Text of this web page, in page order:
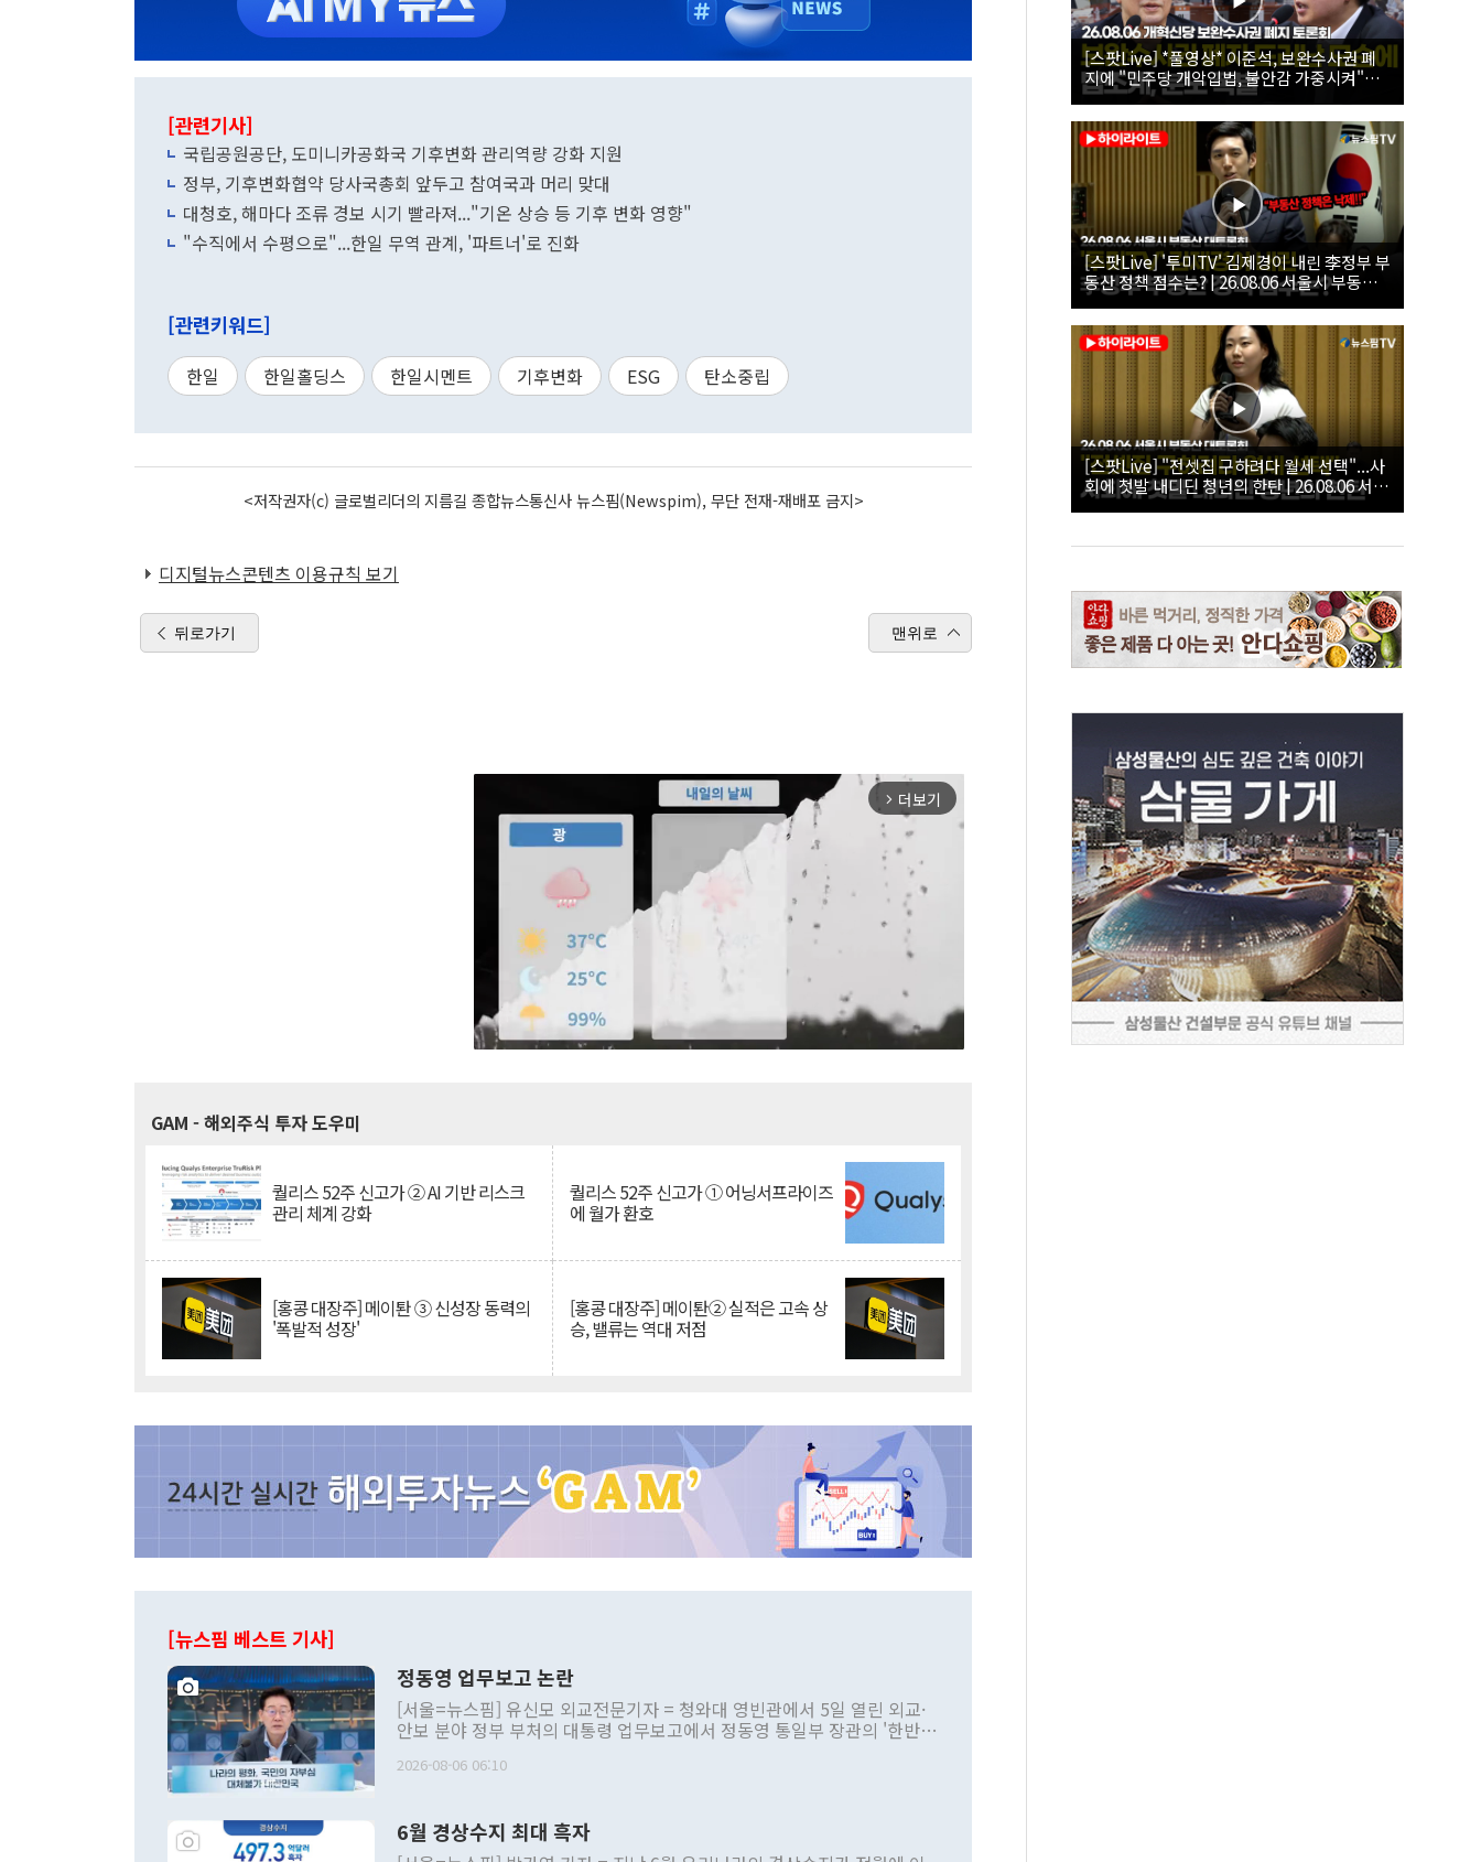
[관련기사]
국립공원공단, 도미니카공화국 기후변화 관리역량 강화 지원
정부, 기후변화협약 당사국총회 앞두고 참여국과 머리 맞대
대청호, 해마다 조류 경보 시기 빨라져..."기온 상승 등 기후 변화 영향"
"수직에서 수평으로"...한일 무역 관계, '파트너'로 진화
[관련키워드]
한일 한일홀딩스 한일시멘트 기후변화 ESG 탄소중립
<저작권자(c) 글로벌리더의 지름길 종합뉴스통신사 뉴스핌(Newspim), 무단 전재-재배포 금지>
디지털뉴스콘텐츠 이용규칙 보기
뒤로가기 맨위로
arrow_forward_ios 더보기
GAM - 해외주식 투자 도우미
퀄리스 52주 신고가 ② AI 기반 리스크
관리 체계 강화
퀄리스 52주 신고가 ① 어닝서프라이즈
에 월가 환호
[홍콩 대장주] 메이퇀 ③ 신성장 동력의
'폭발적 성장'
[홍콩 대장주] 메이퇀② 실적은 고속 상
승, 밸류는 역대 저점
[뉴스핌 베스트 기사]
정동영 업무보고 논란
[서울=뉴스핌] 유신모 외교전문기자 = 청와대 영빈관에서 5일 열린 외교·
안보 분야 정부 부처의 대통령 업무보고에서 정동영 통일부 장관의 '한반도
발언 중에는 정부 내 조율을 거치지 않은 사안을 정책으로 추진하겠다고 공
주의적 희망에 근거한 비현실적 구상'이라는 비판을 내놨다. 그동안 정 장
관의 대북 정책 관련 발언이 물의를 빚은 적은 여러 번 있지만 대통령과 유
2026-08-06 06:10
6월 경상수지 최대 흑자
[스팟Live] *풀영상* 이준석, 보완수사권 폐
지에 "민주당 개악입법, 불안감 가중시켜"｜
26.08.06 개혁신당 보완수사권 폐지 토론회
[스팟Live] '투미TV' 김제경이 내린 李정부 부
동산 정책 점수는? | 26.08.06 서울시 부동산
대토론회
[스팟Live] "전셋집 구하려다 월세 선택"...사
회에 첫발 내디딘 청년의 한탄 | 26.08.06 서울
시 부동산 대토론회